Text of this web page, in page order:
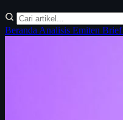
Beranda Analisis Emiten Brief